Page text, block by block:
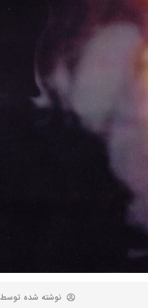
نوشته شده توسط